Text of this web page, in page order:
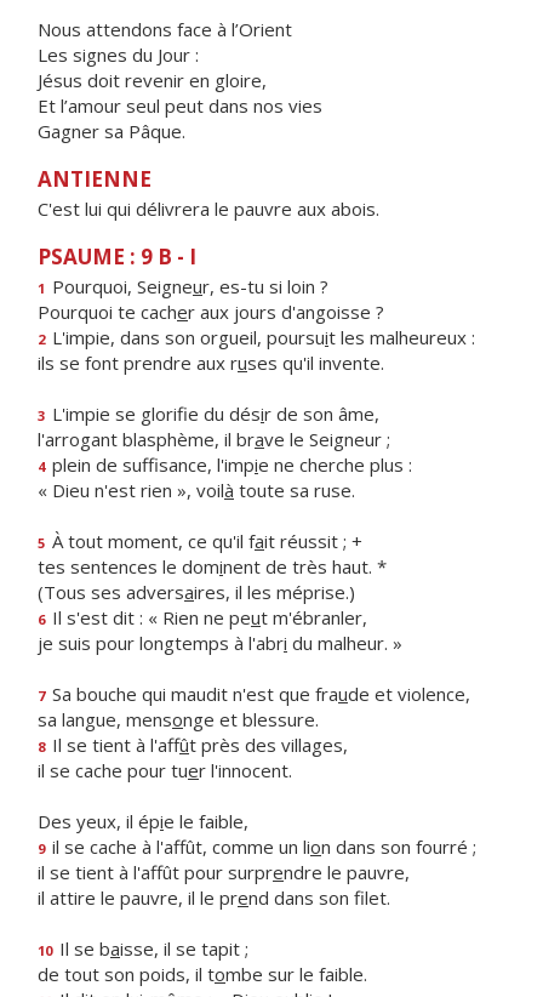
Nous attendons face à l’Orient
Les signes du Jour :
Jésus doit revenir en gloire,
Et l’amour seul peut dans nos vies
Gagner sa Pâque.
ANTIENNE
C'est lui qui délivrera le pauvre aux abois.
PSAUME : 9 B - I
1 Pourquoi, Seigneur, es-tu si loin ?
Pourquoi te cacher aux jours d'angoisse ?
2 L'impie, dans son orgueil, poursuit les malheureux :
ils se font prendre aux ruses qu'il invente.
3 L'impie se glorifie du désir de son âme,
l'arrogant blasphème, il brave le Seigneur ;
4 plein de suffisance, l'impie ne cherche plus :
« Dieu n'est rien », voilà toute sa ruse.
5 À tout moment, ce qu'il fait réussit ; +
tes sentences le dominent de très haut. *
(Tous ses adversaires, il les méprise.)
6 Il s'est dit : « Rien ne peut m'ébranler,
je suis pour longtemps à l'abri du malheur. »
7 Sa bouche qui maudit n'est que fraude et violence,
sa langue, mensonge et blessure.
8 Il se tient à l'affût près des villages,
il se cache pour tuer l'innocent.
Des yeux, il épie le faible,
9 il se cache à l'affût, comme un lion dans son fourré ;
il se tient à l'affût pour surprendre le pauvre,
il attire le pauvre, il le prend dans son filet.
10 Il se baisse, il se tapit ;
de tout son poids, il tombe sur le faible.